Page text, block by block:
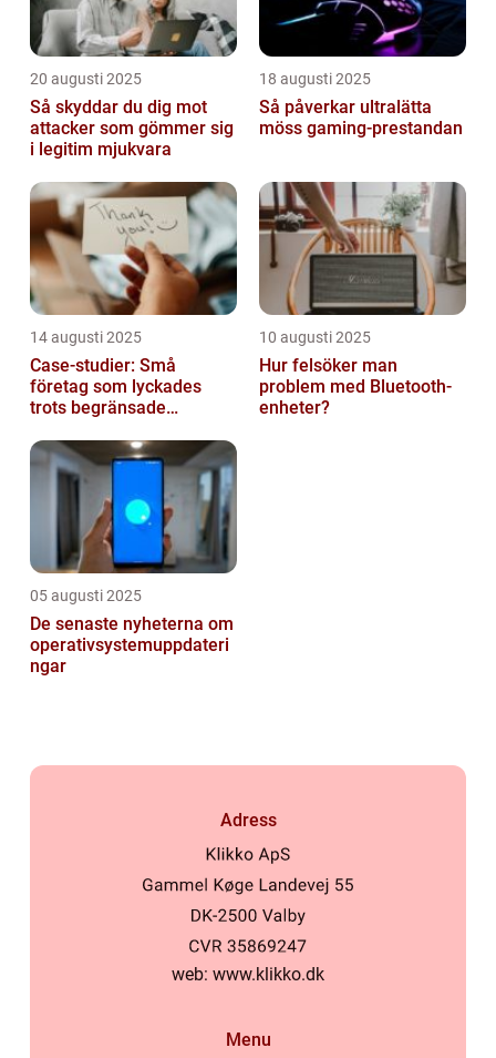
20 augusti 2025
Så skyddar du dig mot
attacker som gömmer sig
i legitim mjukvara
18 augusti 2025
Så påverkar ultralätta
möss gaming-prestandan
14 augusti 2025
Case-studier: Små
företag som lyckades
trots begränsade
10 augusti 2025
Hur felsöker man
problem med Bluetooth-
enheter?
05 augusti 2025
De senaste nyheterna om
operativsystemuppdateri
ngar
Adress
web: www.klikko.dk
Menu